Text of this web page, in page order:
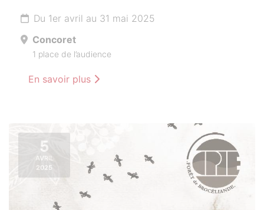
Du 1er avril au 31 mai 2025
Concoret
1 place de l’audience
En savoir plus
5
AVRIL
2025